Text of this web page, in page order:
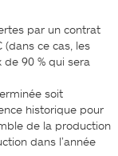
par un contrat
(dans ce cas, les
de 90 % qui sera
soit
historique pour
de la production
dans l’année